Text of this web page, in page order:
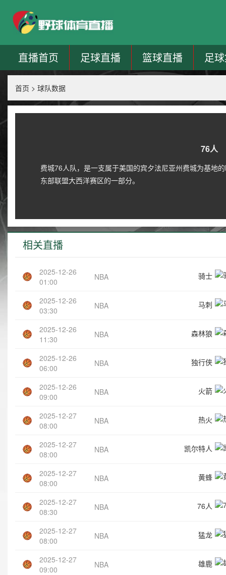
直播首页 足球直播 篮球直播 足
首页 > 球队数据
76人
费城76人队，是一支属于美国的宾夕法尼亚州费城为基地
东部联盟大西洋赛区的一部分。
相关直播
2025-12-26
01:00
NBA 骑士
2025-12-26
03:30
NBA 马刺
2025-12-26
11:30
NBA 森林狼
2025-12-26
06:00
NBA 独行侠
2025-12-26
09:00
NBA 火箭
2025-12-27
08:00
NBA 热火
2025-12-27
08:00
NBA 凯尔特人
2025-12-27
08:00
NBA 黄蜂
2025-12-27
08:30
NBA 76人
2025-12-27
08:00
NBA 猛龙
2025-12-27
09:00
NBA 雄鹿